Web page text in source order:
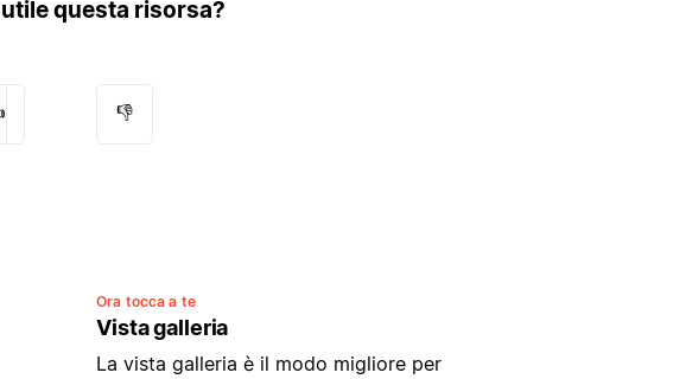
questa risorsa?
👎
Ora tocca a te
Vista galleria
La vista galleria è il modo migliore per